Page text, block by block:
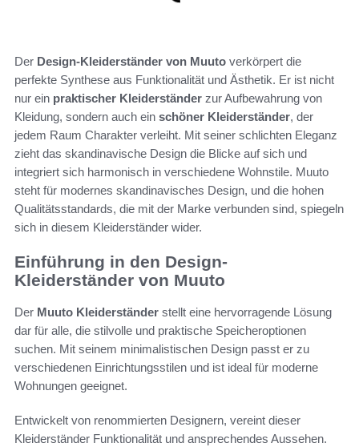
Der Design-Kleiderständer von Muuto verkörpert die
perfekte Synthese aus Funktionalität und Ästhetik. Er ist nicht
nur ein praktischer Kleiderständer zur Aufbewahrung von
Kleidung, sondern auch ein schöner Kleiderständer, der
jedem Raum Charakter verleiht. Mit seiner schlichten Eleganz
zieht das skandinavische Design die Blicke auf sich und
integriert sich harmonisch in verschiedene Wohnstile. Muuto
steht für modernes skandinavisches Design, und die hohen
Qualitätsstandards, die mit der Marke verbunden sind, spiegeln
sich in diesem Kleiderständer wider.
Einführung in den Design-
Kleiderständer von Muuto
Der Muuto Kleiderständer stellt eine hervorragende Lösung
dar für alle, die stilvolle und praktische Speicheroptionen
suchen. Mit seinem minimalistischen Design passt er zu
verschiedenen Einrichtungsstilen und ist ideal für moderne
Wohnungen geeignet.
Entwickelt von renommierten Designern, vereint dieser
Kleiderständer Funktionalität und ansprechendes Aussehen.